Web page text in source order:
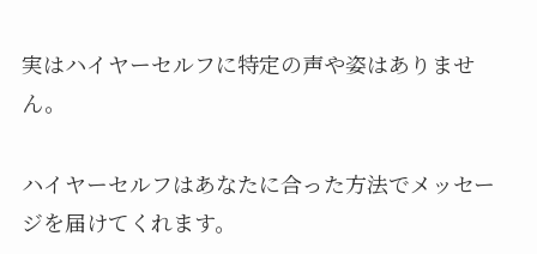
実はハイヤーセルフに特定の声や姿はありませ
ん。
ハイヤーセルフはあなたに合った方法でメッセー
ジを届けてくれます。